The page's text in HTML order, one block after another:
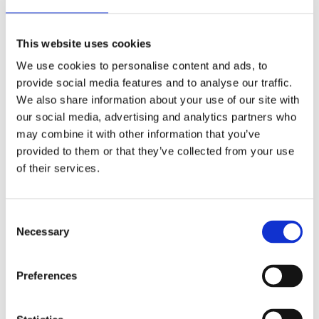
This website uses cookies
We use cookies to personalise content and ads, to
provide social media features and to analyse our traffic.
We also share information about your use of our site with
our social media, advertising and analytics partners who
may combine it with other information that you’ve
provided to them or that they’ve collected from your use
of their services.
Selection
Necessary
Preferences
απορρήτου
Cookies
Πληρωμές - Απόρρητο -
Ασφάλεια
Εκπτώσεις